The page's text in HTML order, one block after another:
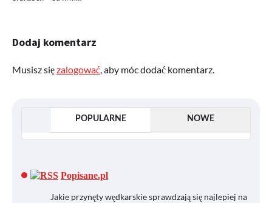
Dodaj komentarz
Musisz sięzalogować , aby móc dodać komentarz.
POPULARNE NOWE
Popisane.pl
Jakie przynęty wędkarskie sprawdzają się najlepiej na